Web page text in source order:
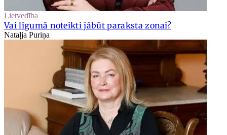
Lietvedība
Vai līgumā noteikti jābūt paraksta zonai?
Nataļja Puriņa